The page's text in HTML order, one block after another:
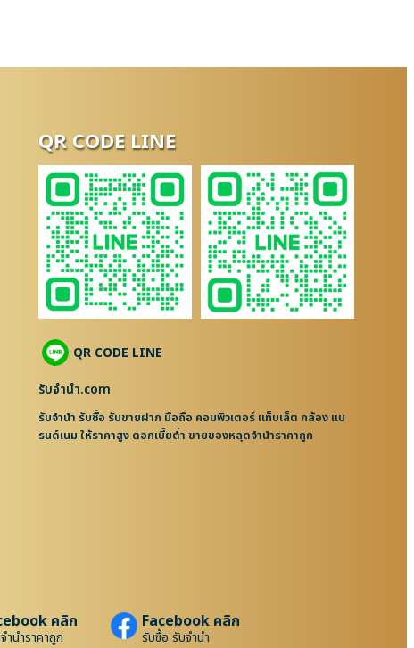
QR CODE LINE
QR CODE LINE
รับจํานํา.com
รับจำนำ รับซื้อ รับขายฝาก มือถือ คอมพิวเตอร์ แท็บเล็ต กล้อง แบ
รนด์เนม ให้ราคาสูง ดอกเบี้ยต่ำ ขายของหลุดจำนำราคาถูก
คลิก
ำนำราคาถูก
Facebook คลิก
รับซื้อ รับจำนำ